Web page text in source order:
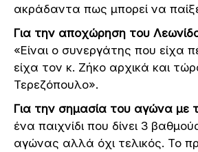
ακράδαντα πως μπορεί να
Για την αποχώρηση του
«Είναι ο συνεργάτης που είχα
είχα τον κ. Ζήκο αρχικά και
Τερεζόπουλο».
Για την σημασία του αγώνα με
ένα παιχνίδι που δίνει 3
αγώνας αλλά όχι τελικός. Το